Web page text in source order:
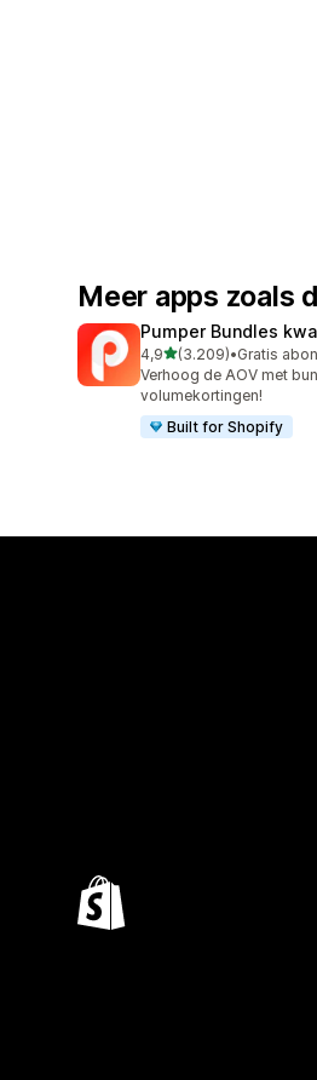
Meer apps zoals
Pumper Bundles
4,9van 5 sterren
(3.209)
3209 recensies in totaal
•Gratis
Verhoog de AOV met
volumekortingen!
Built for Shopify